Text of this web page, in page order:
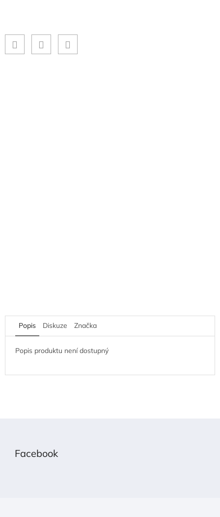
Popis Diskuze Značka
Popis produktu není dostupný
Facebook